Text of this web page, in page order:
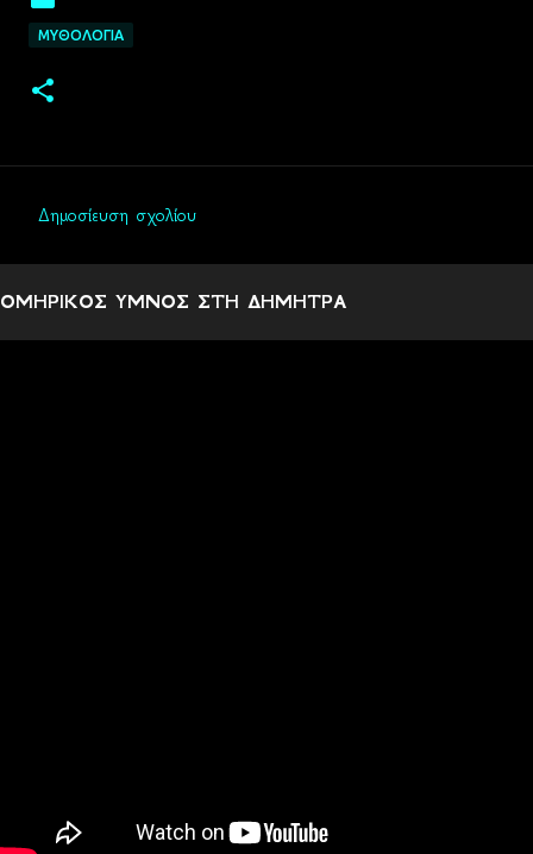
ΜΥΘΟΛΟΓΙΑ
ό
λ
Δημοσίευση σχολίου
ΟΜΗΡΙΚΟΣ ΥΜΝΟΣ ΣΤΗ ΔΗΜΗΤΡΑ